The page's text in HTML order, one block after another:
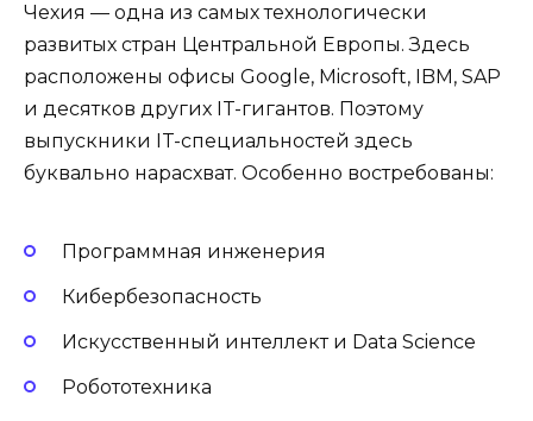
Чехия — одна из самых технологически
развитых стран Центральной Европы. Здесь
расположены офисы Google, Microsoft, IBM, SAP
и десятков других IT-гигантов. Поэтому
выпускники IT-специальностей здесь
буквально нарасхват. Особенно востребованы:
Программная инженерия
Кибербезопасность
Искусственный интеллект и Data Science
Робототехника